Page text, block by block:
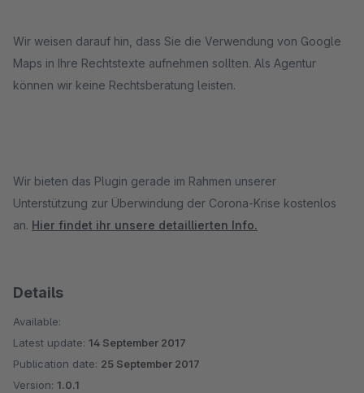
Wir weisen darauf hin, dass Sie die Verwendung von Google
Maps in Ihre Rechtstexte aufnehmen sollten. Als Agentur
können wir keine Rechtsberatung leisten.
Wir bieten das Plugin gerade im Rahmen unserer
Unterstützung zur Überwindung der Corona-Krise kostenlos
an. Hier findet ihr unsere detaillierten Info.
Details
Available:
Latest update: 14 September 2017
Publication date: 25 September 2017
Version: 1.0.1